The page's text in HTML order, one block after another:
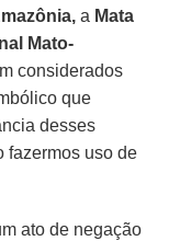
a Mata
Mato-
considerados
que
desses
fazermos uso de
ato de negação